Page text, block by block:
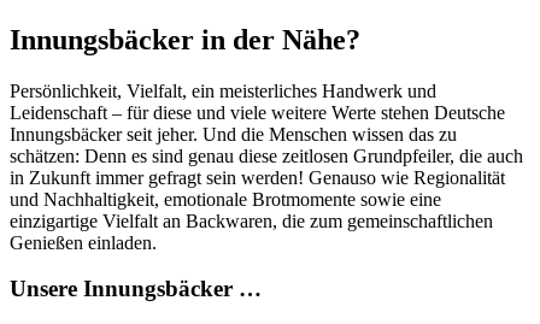
Innungsbäcker in der Nähe?
Persönlichkeit, Vielfalt, ein meisterliches Handwerk und
Leidenschaft – für diese und viele weitere Werte stehen Deutsche
Innungsbäcker seit jeher. Und die Menschen wissen das zu
schätzen: Denn es sind genau diese zeitlosen Grundpfeiler, die auch
in Zukunft immer gefragt sein werden! Genauso wie Regionalität
und Nachhaltigkeit, emotionale Brotmomente sowie eine
einzigartige Vielfalt an Backwaren, die zum gemeinschaftlichen
Genießen einladen.
Unsere Innungsbäcker …